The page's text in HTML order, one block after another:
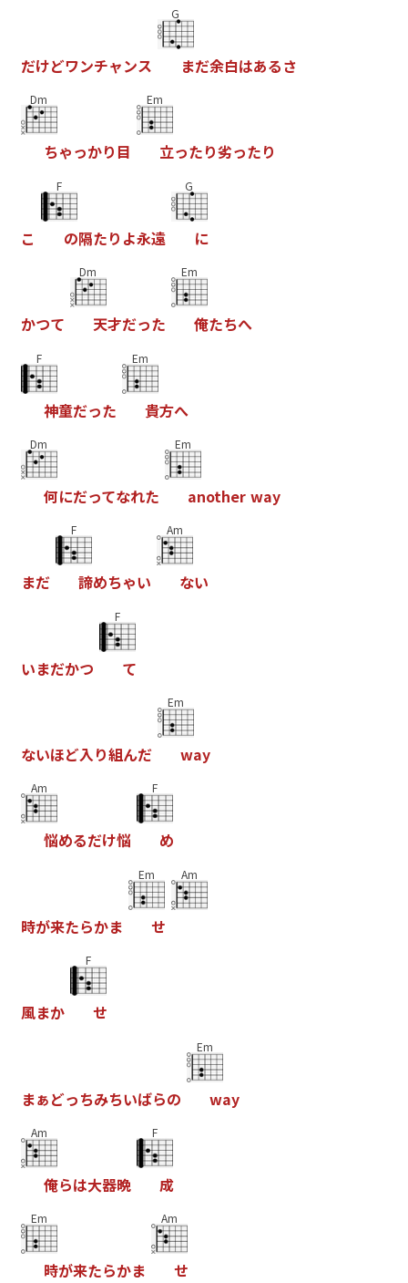
だけどワンチャンス
G
まだ余白はあるさ
Dm
ちゃっかり 目
Em
立ったり劣ったり
こ
F
の隔たり よ永遠
G
に
かつて
Dm
天才だった
Em
俺たちへ
F
神童だった
Em
貴方へ
Dm
何にだってなれた
Em
another way
まだ
F
諦めちゃい
Am
ない
いまだかつ
F
て
ないほど入り組んだ
Em
way
Am
悩めるだけ悩
F
め
時が来たらかま
Em
せ
Am
風まか
F
せ
まぁどっちみちいばらの
Em
way
Am
俺らは大器晩
F
成
Em
時が来たらかま
Am
せ